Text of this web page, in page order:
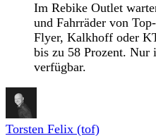
Im Rebike Outlet
und Fahrräder von
Flyer, Kalkhoff oder
bis zu 58 Prozent. Nur
verfügbar.
Torsten Felix (tof)